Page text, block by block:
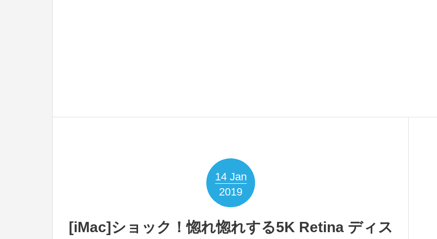
14 Jan
2019
[iMac]ショック！惚れ惚れする5K Retina ディス